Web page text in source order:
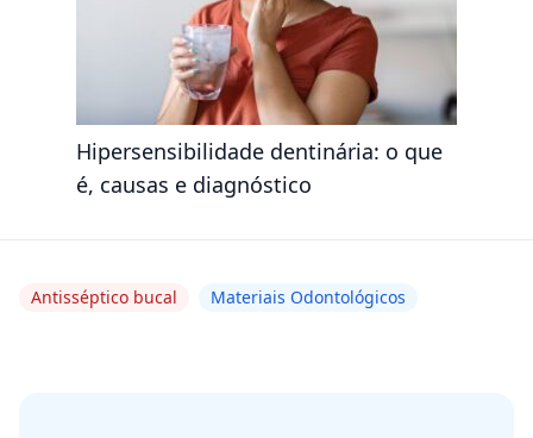
Hipersensibilidade dentinária: o que
é, causas e diagnóstico
Antisséptico bucal Materiais Odontológicos